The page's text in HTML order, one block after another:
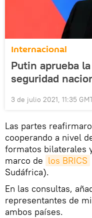
Internacional
Putin aprueba
seguridad
3 de julio 2021, 11:35
Las partes
cooperando a nivel
formatos bilaterales
marco de los BRICS
Sudáfrica).
En las consultas,
representantes de
ambos países.